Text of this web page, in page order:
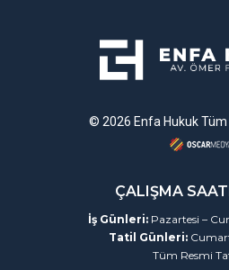
© 2026 Enfa Hukuk Tüm
ÇALIŞMA
İş Günleri: Pazartesi –
Tatil Günleri:
Tüm Resmi